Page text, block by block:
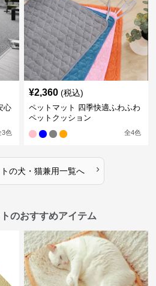
心
3色
¥2,360 (税込)
ペットマット 四季快適ふわふわ
ペットクッション
全4色
の犬・猫兼用一覧へ ›
のおすすめアイテム